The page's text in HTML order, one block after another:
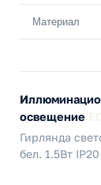
Материал
освещение
Гирлянда
бел. 1.5Вт